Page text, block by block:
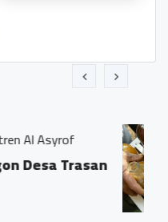
Jamu
Dsn.
Trasan
0.03 KM